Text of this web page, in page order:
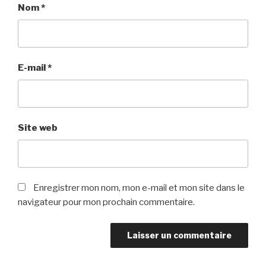
Nom*
E-mail*
Site web
Enregistrer mon nom, mon e-mail et mon site dans le
navigateur pour mon prochain commentaire.